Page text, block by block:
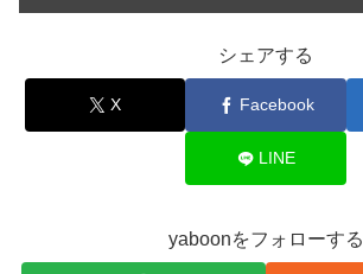
シェアする
X Facebook
LINE
yaboonをフォローする